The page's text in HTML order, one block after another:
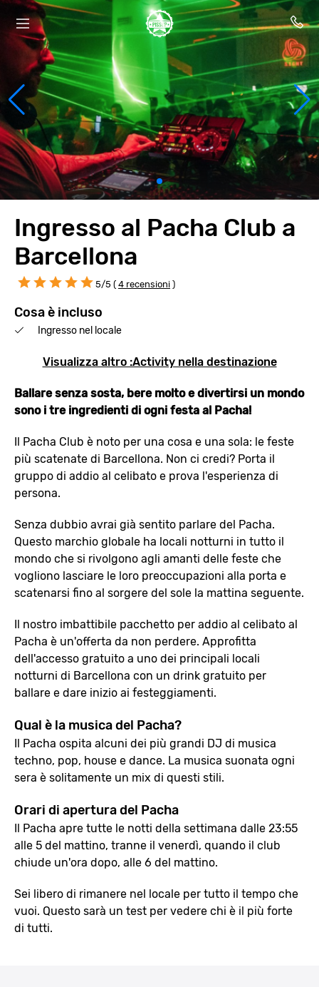
Ingresso al Pacha Club a
Barcellona
5/5 ( 4 recensioni )
Cosa è incluso
Ingresso nel locale
Visualizza altro :Activity nella destinazione
Ballare senza sosta, bere molto e divertirsi un mondo
sono i tre ingredienti di ogni festa al Pacha!
Il Pacha Club è noto per una cosa e una sola: le feste
più scatenate di Barcellona. Non ci credi? Porta il
gruppo di addio al celibato e prova l'esperienza di
persona.
Senza dubbio avrai già sentito parlare del Pacha.
Questo marchio globale ha locali notturni in tutto il
mondo che si rivolgono agli amanti delle feste che
vogliono lasciare le loro preoccupazioni alla porta e
scatenarsi fino al sorgere del sole la mattina seguente.
Il nostro imbattibile pacchetto per addio al celibato al
Pacha è un'offerta da non perdere. Approfitta
dell'accesso gratuito a uno dei principali locali
notturni di Barcellona con un drink gratuito per
ballare e dare inizio ai festeggiamenti.
Qual è la musica del Pacha?
Il Pacha ospita alcuni dei più grandi DJ di musica
techno, pop, house e dance. La musica suonata ogni
sera è solitamente un mix di questi stili.
Orari di apertura del Pacha
Il Pacha apre tutte le notti della settimana dalle 23:55
alle 5 del mattino, tranne il venerdì, quando il club
chiude un'ora dopo, alle 6 del mattino.
Sei libero di rimanere nel locale per tutto il tempo che
vuoi. Questo sarà un test per vedere chi è il più forte
di tutti.